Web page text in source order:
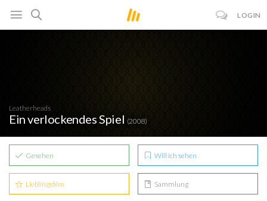
LOGIN
Leatherheads
Ein verlockendes Spiel (2008)
Gesehen Will ich sehen
Lieblingsfilm Sammlung